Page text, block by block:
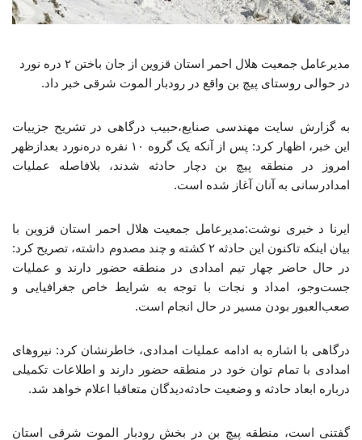
مدیرعامل جمعیت هلال احمر استان قزوین از جان باختن ۲ دره نورد
در حوالی روستای پیچ بن واقع در رودبار الموت شرقی خبر داد.
به گزارش سایت مهندسی صنایع،حبیب درگاهی در تشریح جزییات
این خبر، اظهار کرد: پس از آنکه یک گروه ۱۰ نفره دره‌نورد بعدازظهر
امروز در منطقه پیچ‌ بن دچار حادثه شدند، بلافاصله عملیات
امدادرسانی به آنان آغاز شده است.
ایرنا د خبری نوشت:مدیرعامل جمعیت هلال احمر استان قزوین با
بیان اینکه تاکنون این حادثه ۲ کشته و چند مصدوم داشته، تصریح کرد:
در حال حاضر چهار تیم امدادی در منطقه حضور دارند و عملیات
جست‌وجو، امداد و نجات با توجه به شرایط خاص جغرافیایی و
صعب‌العبور بودن مسیر در حال انجام است.
درگاهی با اشاره به ادامه عملیات امدادی، خاطرنشان کرد: نیروهای
امدادی با تمام توان خود در منطقه حضور دارند و اطلاعات تکمیلی
درباره ابعاد حادثه و وضعیت حادثه‌دیدگان متعاقبا اعلام خواهد شد.
گفتنی است، منطقه پیچ‌ بن در بخش رودبار الموت شرقی استان